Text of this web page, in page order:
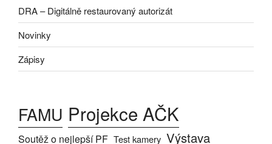
DRA – Digitálně restaurovaný autorizát
Novinky
Zápisy
FAMU Projekce AČK
Soutěž o nejlepší PF Test kamery Výstava